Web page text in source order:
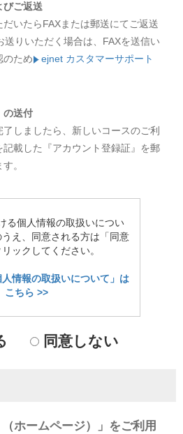
びご返送
いたらFAXまたは郵送にてご返送
送りいただく場合は、FAXを送信い
のため
ejnet カスタマーサポート
の送付
しましたら、新しいコースのご利
記載した『アカウント登録証』を郵
。
る個人情報の取扱いについ
え、同意される方は「同意
ックしてください。
人情報の取扱いについて」は
こちら >>
同意しない
ホームページ）」をご利用